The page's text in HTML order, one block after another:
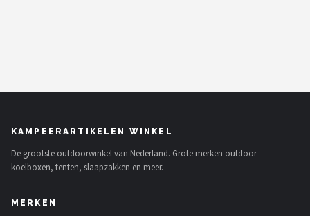
KAMPEERARTIKELEN WINKEL
De grootste outdoorwinkel van Nederland. Grote merken outdoor
koelboxen, tenten, slaapzakken en meer.
MERKEN